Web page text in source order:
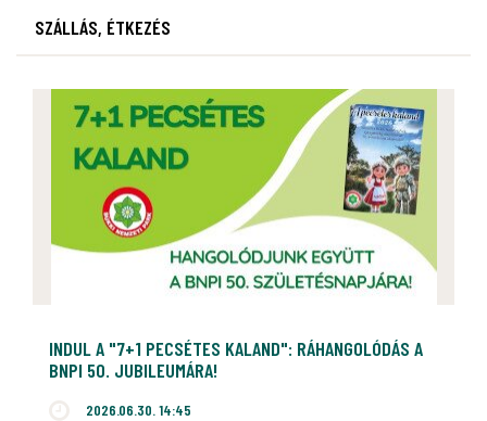
SZÁLLÁS, ÉTKEZÉS
INDUL A "7+1 PECSÉTES KALAND": RÁHANGOLÓDÁS A
BNPI 50. JUBILEUMÁRA!
2026.06.30. 14:45